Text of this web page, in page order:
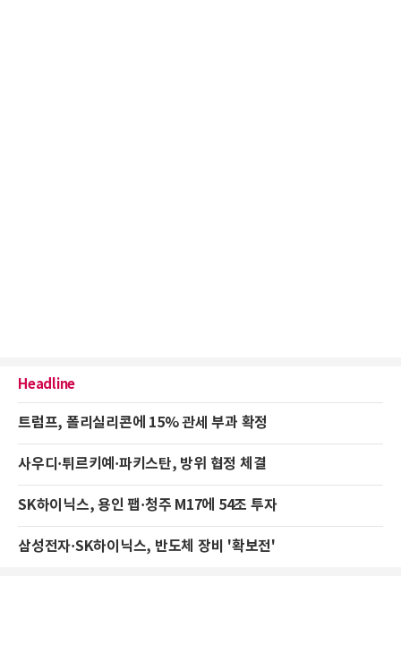
Headline
트럼프, 폴리실리콘에 15% 관세 부과 확정
사우디·튀르키예·파키스탄, 방위 협정 체결
SK하이닉스, 용인 팹·청주 M17에 54조 투자
삼성전자·SK하이닉스, 반도체 장비 '확보전'